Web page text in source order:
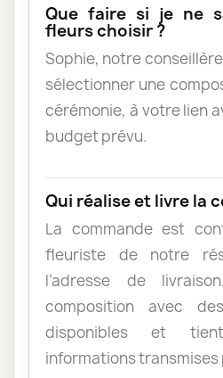
Que faire si je ne
fleurs choisir ?
Sophie, notre
sélectionner une
cérémonie, à votre lien
budget prévu.
Qui réalise et livre la
La commande est
fleuriste de notre
l’adresse de
composition avec
disponibles et
informations transmises